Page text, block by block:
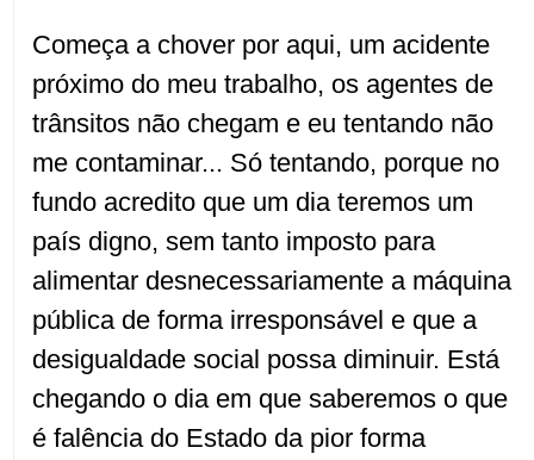
Começa a chover por aqui, um acidente
próximo do meu trabalho, os agentes de
trânsitos não chegam e eu tentando não
me contaminar... Só tentando, porque no
fundo acredito que um dia teremos um
país digno, sem tanto imposto para
alimentar desnecessariamente a máquina
pública de forma irresponsável e que a
desigualdade social possa diminuir. Está
chegando o dia em que saberemos o que
é falência do Estado da pior forma